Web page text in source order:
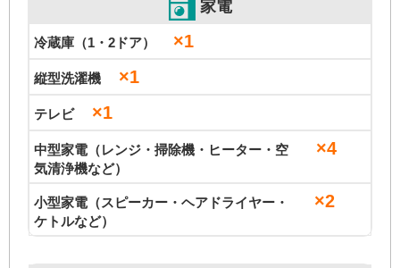
家電
冷蔵庫（1・2ドア） ×1
縦型洗濯機 ×1
テレビ ×1
中型家電（レンジ・掃除機・ヒーター・空
気清浄機など）
×4
小型家電（スピーカー・ヘアドライヤー・
ケトルなど）
×2